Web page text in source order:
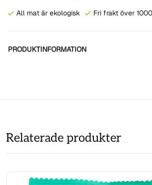
All mat är ekologisk
Fri frakt över
PRODUKTINFORMATION
Relaterade produkter